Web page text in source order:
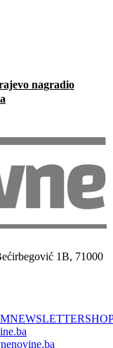
nagradio
1B, 71000
NEWSLETTER